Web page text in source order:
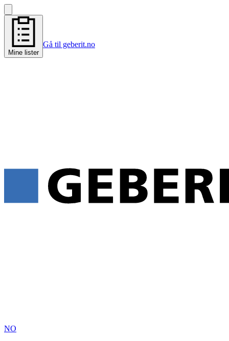
Mine lister
Gå til geberit.no
NO